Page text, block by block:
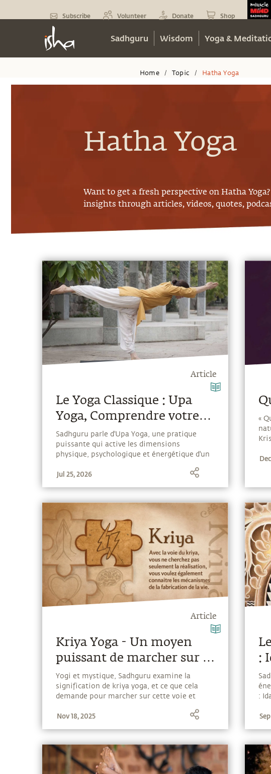
Subscribe Volunteer Donate Shop
Sadhguru Wisdom Yoga &
Home / Topic / Hatha Yoga
Hatha Yoga
Want to get a fresh perspective onHatha Yoga
insights through articles, videos, quotes,
Article
Le Yoga Classique : Upa
Yoga, Comprendre votre
corps
Sadhguru parle d'Upa Yoga, une pratique
puissante qui active les dimensions
physique, psychologique et énergétique d'un
physique complète.
Jul 25, 2026
Article
Kriya Yoga - Un moyen
puissant de marcher sur le
chemin spirituel
Yogi et mystique, Sadhguru examine la
signification de kriya yoga, et ce que cela
demande pour marcher sur cette voie et
processus de la vie.
Nov 18, 2025
«
:
: